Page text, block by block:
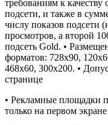
требованиям к
подсети, и также в
числу показов подсети
просмотров, а второй
подсеть Gold. •
форматов: 728х90,
468х60, 300х200. •
странице
• Рекламные площадки
только на первом